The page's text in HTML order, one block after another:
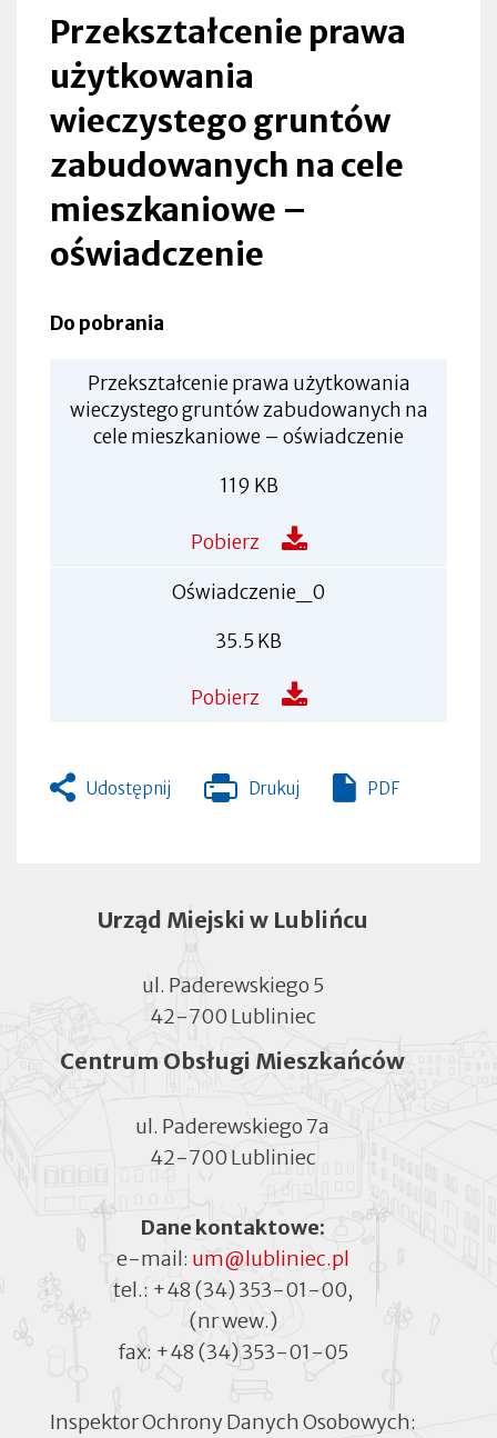
Lubliniec
Przekształcenie prawa
użytkowania
wieczystego gruntów
zabudowanych na cele
mieszkaniowe –
oświadczenie
Do pobrania
Przekształcenie prawa użytkowania
wieczystego gruntów zabudowanych na
cele mieszkaniowe – oświadczenie
119 KB
Pobierz
Oświadczenie_0
35.5 KB
Pobierz
Udostępnij Drukuj
Otworzy
PDF
Urząd Miejski w Lublińcu
ul. Paderewskiego 5
42-700 Lubliniec
Centrum Obsługi Mieszkańców
ul. Paderewskiego 7a
42-700 Lubliniec
Dane kontaktowe:
e-mail: um@lubliniec.pl
tel.: +48 (34) 353-01-00,
(nr wew.)
fax: +48 (34) 353-01-05
Inspektor Ochrony Danych Osobowych: